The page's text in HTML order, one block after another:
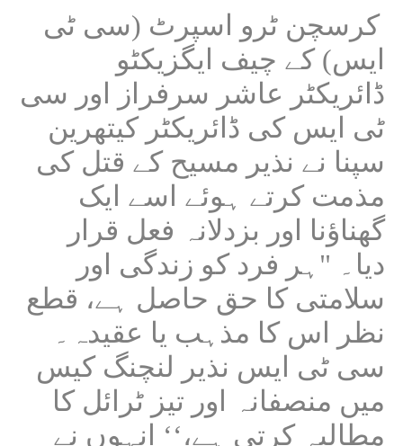
کرسچن ٹرو اسپرٹ (سی ٹی
ایس) کے چیف ایگزیکٹو
ڈائریکٹر عاشر سرفراز اور سی
ٹی ایس کی ڈائریکٹر کیتھرین
سپنا نے نذیر مسیح کے قتل کی
مذمت کرتے ہوئے اسے ایک
گھناؤنا اور بزدلانہ فعل قرار
دیا۔ "ہر فرد کو زندگی اور
سلامتی کا حق حاصل ہے، قطع
نظر اس کا مذہب یا عقیدہ۔
سی ٹی ایس نذیر لنچنگ کیس
میں منصفانہ اور تیز ٹرائل کا
مطالبہ کرتی ہے،‘‘ انہوں نے